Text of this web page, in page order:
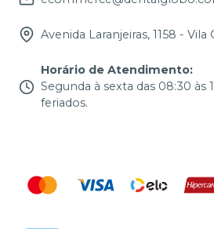
Avenida Laranjeiras, 1158 -
Horário de Atendimento:
Segunda à sexta das 08:30 às
feriados.